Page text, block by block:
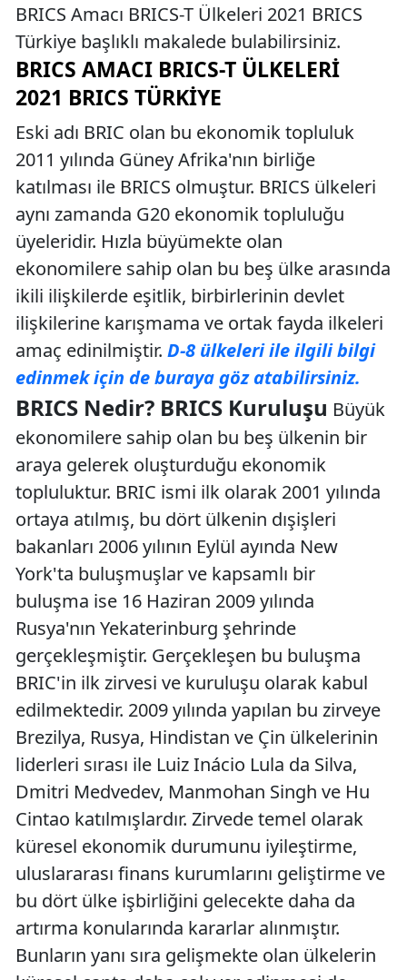
BRICS Amacı BRICS-T Ülkeleri 2021 BRICS
Türkiye başlıklı makalede bulabilirsiniz.
BRICS AMACI BRICS-T ÜLKELERI
2021 BRICS TÜRKIYE
Eski adı BRIC olan bu ekonomik topluluk
2011 yılında Güney Afrika'nın birliğe
katılması ile BRICS olmuştur. BRICS ülkeleri
aynı zamanda G20 ekonomik topluluğu
üyeleridir. Hızla büyümekte olan
ekonomilere sahip olan bu beş ülke arasında
ikili ilişkilerde eşitlik, birbirlerinin devlet
ilişkilerine karışmama ve ortak fayda ilkeleri
amaç edinilmiştir. D-8 ülkeleri ile ilgili bilgi
edinmek için de buraya göz atabilirsiniz.
BRICS Nedir? BRICS Kuruluşu Büyük
ekonomilere sahip olan bu beş ülkenin bir
araya gelerek oluşturduğu ekonomik
topluluktur. BRIC ismi ilk olarak 2001 yılında
ortaya atılmış, bu dört ülkenin dışişleri
bakanları 2006 yılının Eylül ayında New
York'ta buluşmuşlar ve kapsamlı bir
buluşma ise 16 Haziran 2009 yılında
Rusya'nın Yekaterinburg şehrinde
gerçekleşmiştir. Gerçekleşen bu buluşma
BRIC'in ilk zirvesi ve kuruluşu olarak kabul
edilmektedir. 2009 yılında yapılan bu zirveye
Brezilya, Rusya, Hindistan ve Çin ülkelerinin
liderleri sırası ile Luiz Inácio Lula da Silva,
Dmitri Medvedev, Manmohan Singh ve Hu
Cintao katılmışlardır. Zirvede temel olarak
küresel ekonomik durumunu iyileştirme,
uluslararası finans kurumlarını geliştirme ve
bu dört ülke işbirliğini gelecekte daha da
artırma konularında kararlar alınmıştır.
Bunların yanı sıra gelişmekte olan ülkelerin